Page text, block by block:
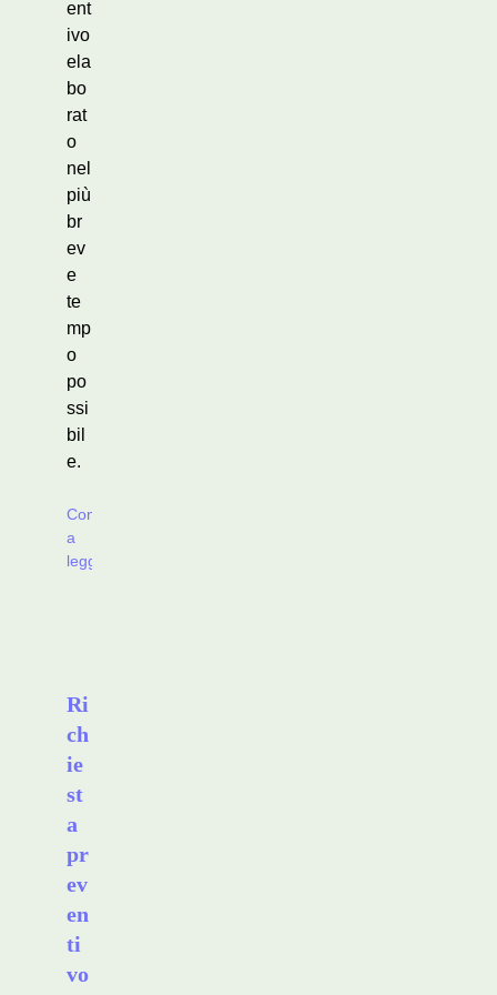
ent
ivo
ela
bo
rat
o
nel
più
br
ev
e
te
mp
o
po
ssi
bil
e.
Continua
a
leggere
Ri
ch
ie
st
a
pr
ev
en
ti
vo